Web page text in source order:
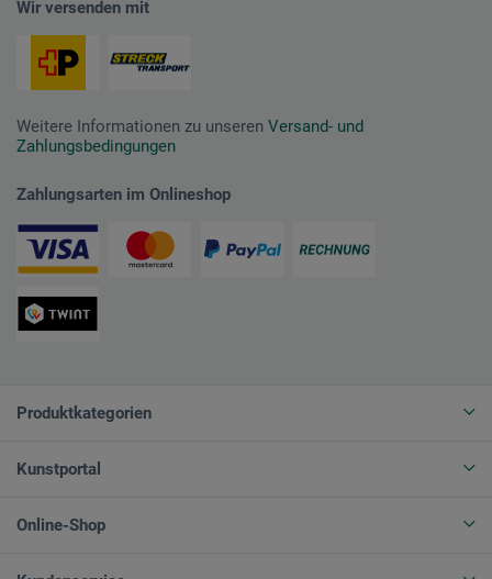
Wir versenden mit
Weitere Informationen zu unseren Versand- und
Zahlungsbedingungen
Zahlungsarten im Onlineshop
Produktkategorien
Kunstportal
Online-Shop